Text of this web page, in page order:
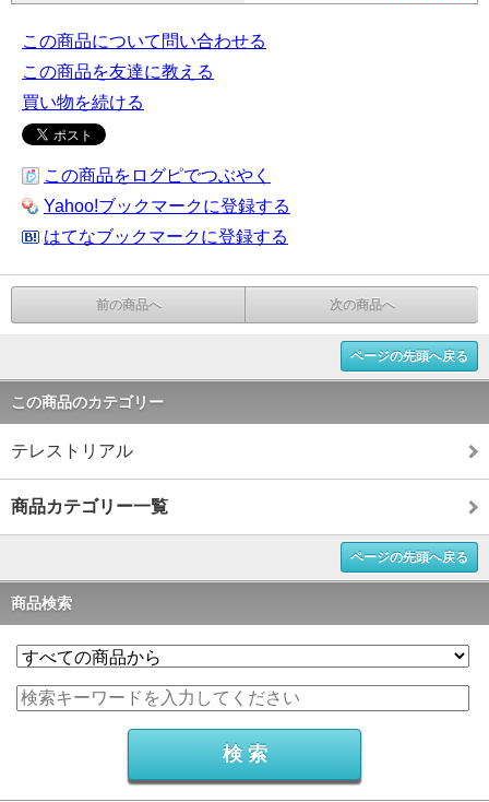
この商品について問い合わせる
この商品を友達に教える
買い物を続ける
この商品をログピでつぶやく
Yahoo!ブックマークに登録する
はてなブックマークに登録する
前の商品へ 次の商品へ
ページの先頭へ戻る
この商品のカテゴリー
テレストリアル
商品カテゴリー一覧
ページの先頭へ戻る
商品検索